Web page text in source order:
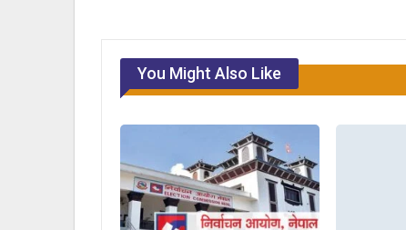
You Might Also Like